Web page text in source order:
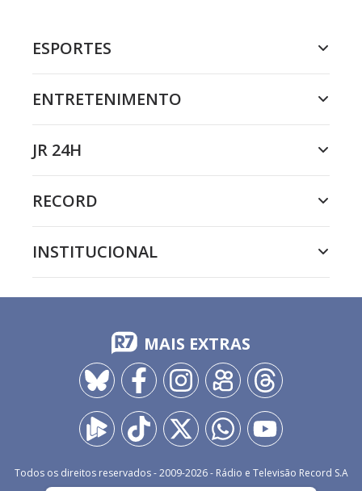
ESPORTES
ENTRETENIMENTO
JR 24H
RECORD
INSTITUCIONAL
MAIS EXTRAS
Todos os direitos reservados - 2009-2026- Rádio e Televisão Record S.A